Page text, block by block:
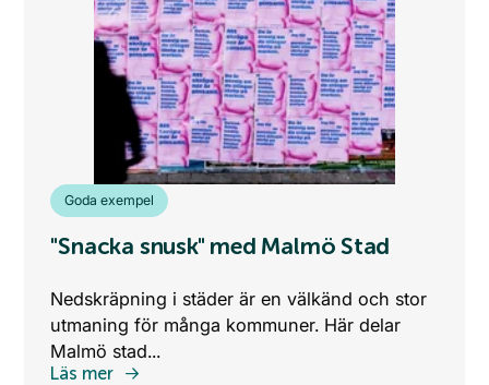
Goda exempel
"Snacka snusk" med Malmö Stad
Nedskräpning i städer är en välkänd och stor
utmaning för många kommuner. Här delar
Malmö stad...
Läs mer